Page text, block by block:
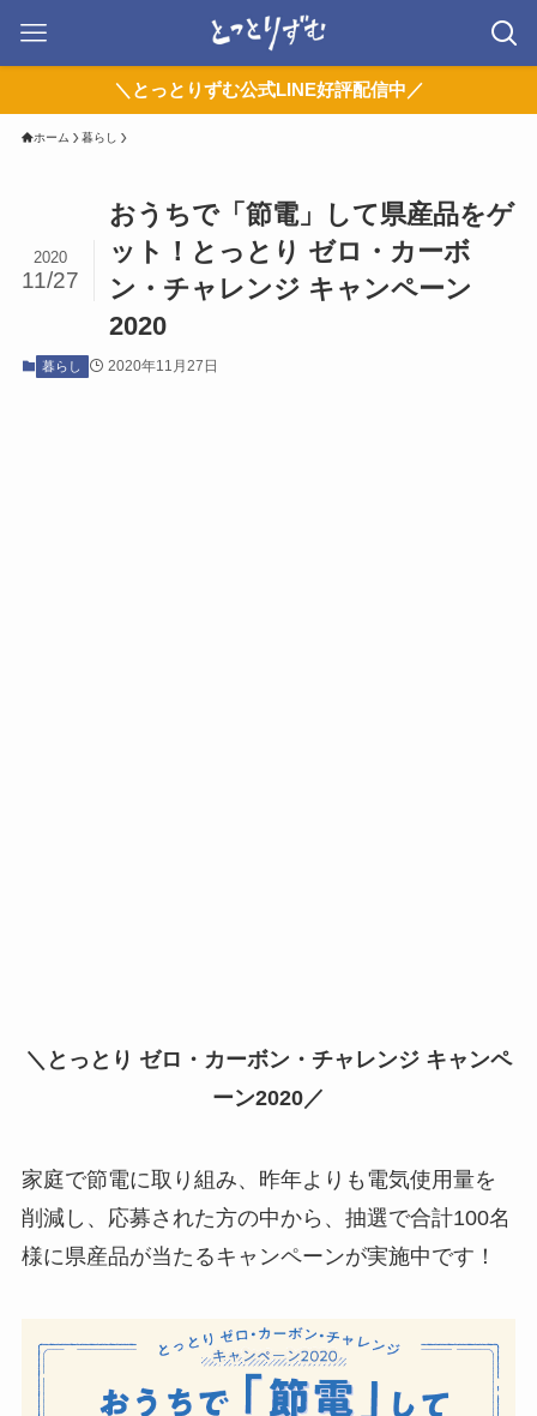
＼とっとりずむ公式LINE好評配信中／
ホーム 暮らし
おうちで「節電」して県産品をゲ
ット！とっとり ゼロ・カーボ
ン・チャレンジ キャンペーン
2020
2020
11/27
暮らし 2020年11月27日
＼とっとり ゼロ・カーボン・チャレンジ キャンペ
ーン2020／
家庭で節電に取り組み、昨年よりも電気使用量を
削減し、応募された方の中から、抽選で合計100名
様に県産品が当たるキャンペーンが実施中です！